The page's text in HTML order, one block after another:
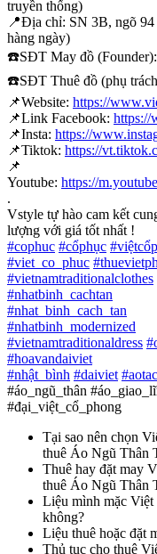
truyền thống)
📍Địa chỉ: SN 3B, ngõ
hàng ngày)
☎️SĐT May đồ
☎️SĐT Thuê đồ (phụ
📌Website: https://
📌Link Facebook: https://
📌Insta: https://
📌Tiktok: https://
📌
Youtube: https://
.
Vstyle tự hào cam kết
lượng với giá tốt nhất !
#cophuc #cổphục #
#viet_co_phuc #
#vietnamtraditionalclothes
#nhatbinh_cachtan
#nhat_binh_cach_tan
#nhatbinh_modernized
#vietnamtraditionaldress #
#hoavandaiviet
#nhật_bình #daiviet #aotac
#áo_ngũ_thân
#đại_việt_cổ_phong
Tại sao nên chọn
thuê Áo Ngũ Thân
Thuê hay đặt may
thuê Áo Ngũ Thân
Liệu mình mặc Việt
không?
Liệu thuê hoặc đặt
Thủ tục cho thuê